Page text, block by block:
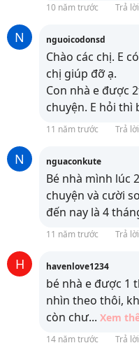
10 năm trước Trả lời
N nguoicodonsd
Chào các chị. E
chị giúp đỡ ạ.
Con nhà e được
chuyện. E hỏi thì
11 năm trước Trả lời
N nguaconkute
Bé nhà mình lúc
chuyện và cười
đến nay là 4
11 năm trước Trả lời
H havenlove1234
bé nhà e được 1
nhìn theo thôi,
còn chư... Xem
14 năm trước Trả lời